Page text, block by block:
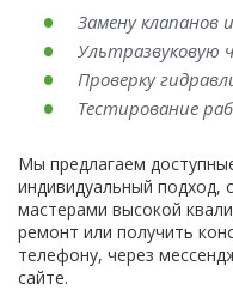
Замену клапанов
Ультразвуковую
Проверку
Тестирование
Мы предлагаем
индивидуальный
мастерами высокой
ремонт или получить
телефону, через
сайте.